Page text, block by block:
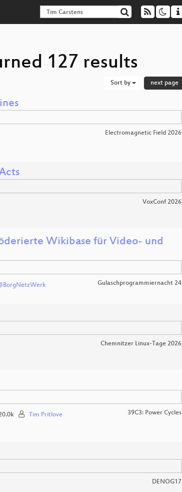
127 results
Sort by next page
Electromagnetic Field 2026
VoxConf 2026
Wikibase für Video- und
Gulaschprogrammiernacht 24
Chemnitzer Linux-Tage 2026
Tim Pritlove 39C3: Power Cycles
DENOG17